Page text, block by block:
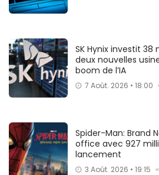
SK Hynix investit 38
deux nouvelles
boom de l’IA
7 Août. 2026 • 18:00
Spider-Man: Brand
office avec 927
lancement
3 Août. 2026 • 19:15